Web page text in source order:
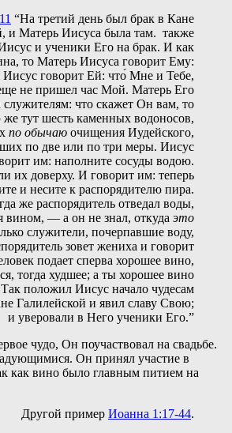
“На третий день был брак в Кане
и Матерь Иисуса была там. также
и ученики Его на брак. И как
то Матерь Иисуса говорит Ему:
Иисус говорит Ей: что́ Мне и Тебе,
не пришел час Мой. Матерь Его
служителям: что скажет Он вам, то
же тут шесть каменных водоносов,
по обычаю очищения Иудейского,
по две или по три меры. Иисус
им: наполните сосуды водою.
их доверху. И говорит им: теперь
и несите к распорядителю пира.
же распорядитель отведал воды,
вином, — а он не знал, откуда это
служители, почерпавшие воду,
зовет жениха и говорит
подает сперва хорошее вино,
тогда худшее; а ты хорошее вино
Так положил Иисус начало чудесам
Галилейской и явил славу Свою;
и уверовали в Него ученики Его.”
чудо, Он поучаствовал на свадьбе.
Он принял участие в
как вино было главным питием на
Другой пример Иоанна 1:17-44.